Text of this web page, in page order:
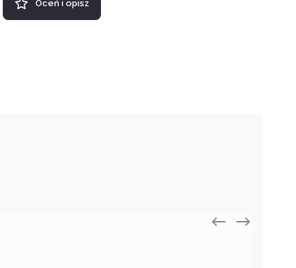
Oceń i opisz